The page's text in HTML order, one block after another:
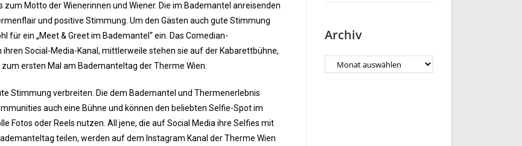
zum Motto der Wienerinnen und Wiener. Die im Bademantel anreisenden
und positive Stimmung. Um den Gästen auch gute Stimmung
für ein „Meet & Greet im Bademantel“ ein. Das Comedian-
Social-Media-Kanal, mittlerweile stehen sie auf der Kabarettbühne,
ersten Mal am Bademanteltag der Therme Wien.
Stimmung verbreiten. Die dem Bademantel und Thermenerlebnis
auch eine Bühne und können den beliebten Selfie-Spot im
Fotos oder Reels nutzen. All jene, die auf Social Media ihre Selfies mit
teilen, werden auf dem Instagram Kanal der Therme Wien
Archiv